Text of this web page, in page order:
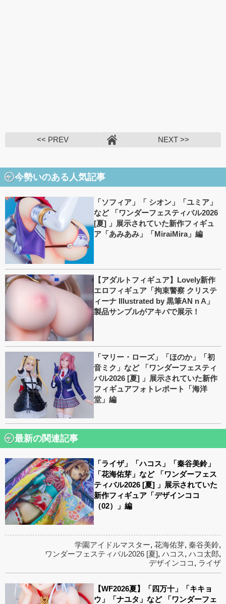
<< PREV NEXT >>
今勢いのある人気記事
「ソフィア」「 シオン」「ユミア」
など 「ワンダーフェスティバル2026
[夏] 」展示されていた新作フィギュ
ア「あみあみ」「MiraiMira」編
【アダルトフィギュア】Lovely新作
エロフィギュア「拘束警察 クリステ
ィーナ Illustrated by 黒筆AN n A」
製品サンプルがアキバで展示！
「マリー・ローズ」「ほのか」「初
音ミク」など 「ワンダーフェスティ
バル2026 [夏] 」展示されていた新作
フィギュアフォトレポート「海洋
堂」編
最新の関連記事
「ライザ」「ハコス」「秦谷美鈴」
「花海佑芽」など 「ワンダーフェス
ティバル2026 [夏] 」展示されていた
新作フィギュア「デザインココ
（02）」編
学園アイドルマスター, 花海佑芽, 秦谷美鈴,
ワンダーフェスティバル2026 [夏], ハコス, ハコ太郎,
デザインココ , ライザ
【WF2026夏】「四万十」「キキョ
ウ」「ナユタ」など 「ワンダーフェ